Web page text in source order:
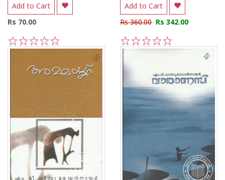
Add to Cart
Rs 70.00
5
4
3
2
1
Add to Cart
Rs 360.00 Rs 342.00
5
4
3
2
1